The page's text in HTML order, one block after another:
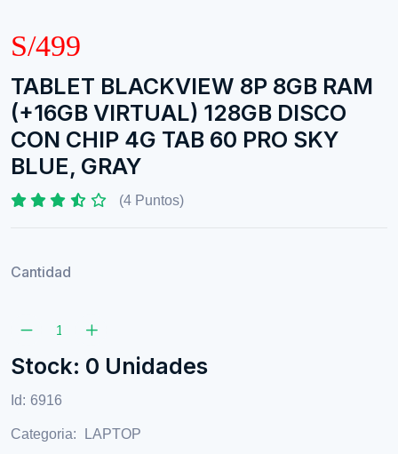
S/499
TABLET BLACKVIEW 8P 8GB RAM
(+16GB VIRTUAL) 128GB DISCO
CON CHIP 4G TAB 60 PRO SKY
BLUE, GRAY
(4 Puntos)
Cantidad
Stock: 0 Unidades
Id: 6916
Categoria: LAPTOP